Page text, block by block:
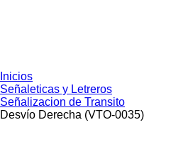
Inicios
Señaleticas y Letreros
Señalizacion de Transito
Desvío Derecha (VTO-0035)